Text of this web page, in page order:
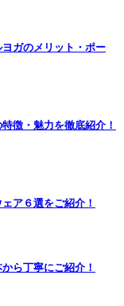
ガのメリット・ポー
徴・魅力を徹底紹介！
ア６選をご紹介！
ら丁寧にご紹介！